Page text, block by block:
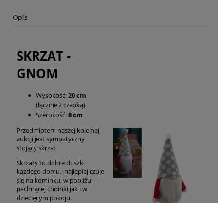
Opis
SKRZAT -
GNOM
Wysokość:20 cm
(łącznie z czapką)
Szerokość:8 cm
Przedmiotem naszej kolejnej
aukcji jest sympatyczny
stojący skrzat
Skrzaty to dobre duszki
każdego domu. najlepiej czuje
się na kominku, w pobliżu
pachnącej choinki jak i w
dziecięcym pokoju.